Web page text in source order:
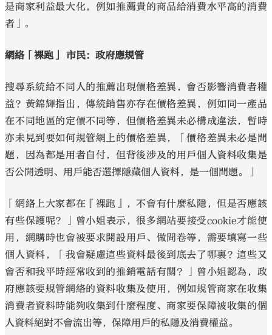
是商家利益最大化，例如推薦貴的商品給消費水平高的消費
者」。
網絡「裸跑」 市民：政府應規管
搜尋系統給不同人的推薦出現價格差異，會否影響消費者權
益？黃錦輝指出，傳統銷售亦存在價格差異，例如同一產品
在不同地區的定價不同等，但價格差異未必構成違法，暫時
亦未見到要如何規管網上的價格差異，「價格差異未必是問
題，因為都是用者自付，但背後涉及的用戶個人資料收集是
否公開透明、用戶能否選擇隱藏個人資料，是一個問題。」
「網絡上大家都在『裸跑』，不會有什麼私隱，但是否應該
有些保護呢？」曾小姐表示，很多網站要接受cookie才能使
用，網購時也會被要求開設用戶、做問卷等，需要填寫一些
個人資料，「我會疑慮這些資料最後到底去了哪裏？這些又
會否和我平時經常收到的推銷電話有關？」曾小姐認為，政
府應該要規管網絡的資料收集及使用，例如規管商家在收集
消費者資料時能夠收集到什麼程度、商家要保障被收集的個
人資料絕對不會流出等，保障用戶的私隱及消費權益。